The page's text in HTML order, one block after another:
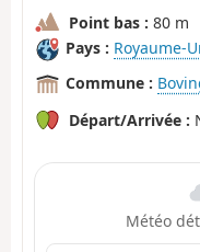
Point bas : 80 m
Pays : Royaume-
Commune :
Départ/Arrivée :
Météo